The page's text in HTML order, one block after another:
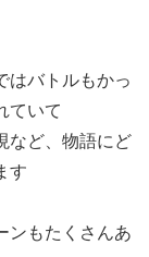
はバトルもかっ
ていて
など、物語にど
す
ンもたくさんあ